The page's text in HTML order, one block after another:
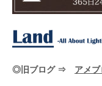
◎旧ブログ ⇒ アメブ